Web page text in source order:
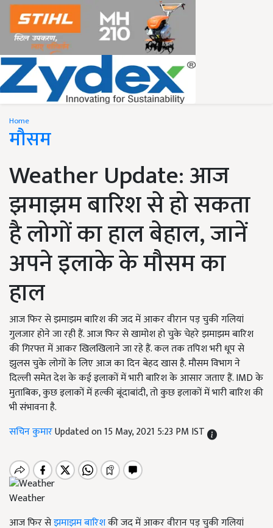
Home
मौसम
Weather Update: आज
झमाझम बारिश से हो सकता
है लोगों का हाल बेहाल, जानें
अपने इलाके के मौसम का
हाल
आज फिर से झमाझम बारिश की जद में आकर वीरान पड़ चुकी गलियां
गुलजार होने जा रही हैं. आज फिर से खामोश हो चुके चेहरे झमाझम बारिश
की गिरफ्त में आकर खिलखिलाने जा रहे हैं. कल तक तपिश भरी धूप से
झुलस चुके लोगों के लिए आज का दिन बेहद खास है. मौसम विभाग ने
दिल्ली समेत देश के कई इलाकों में भारी बारिश के आसार जताए हैं. IMD के
मुताबिक, कुछ इलाकों में हल्की बूंदाबांदी, तो कुछ इलाकों में भारी बारिश की
भी संभावना है.
सचिन कुमारUpdated on 15 May, 2021 5:23 PM IST
Weather
आज फिर सेझमाझम बारिशकी जद में आकर वीरान पड़ चुकी गलियां